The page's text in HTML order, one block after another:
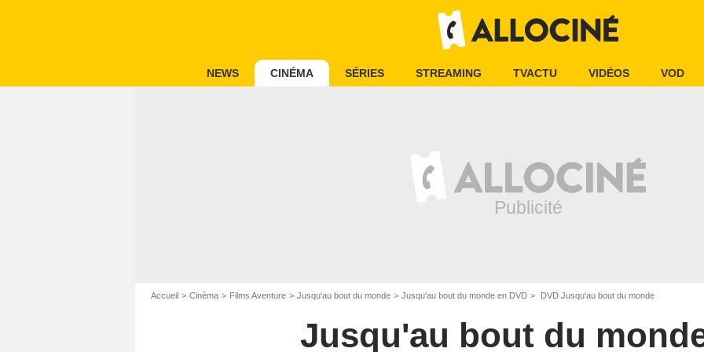
NEWS CINÉMA SÉRIES STREAMING TVACTU VIDÉOS VOD
Accueil Cinéma Films Aventure Jusqu'au bout du monde Jusqu'au bout du monde en DVD DVD Jusqu'au bout du monde
Jusqu'au bout du